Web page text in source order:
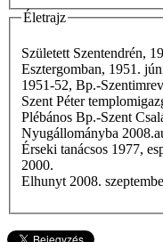
Életrajz
Született Szentendrén,
Esztergomban, 1951.
1951-52, Bp.-
Szent Péter
Plébános Bp.-Szent
Nyugállományba
Érseki tanácsos 1977,
2000.
Elhunyt 2008.